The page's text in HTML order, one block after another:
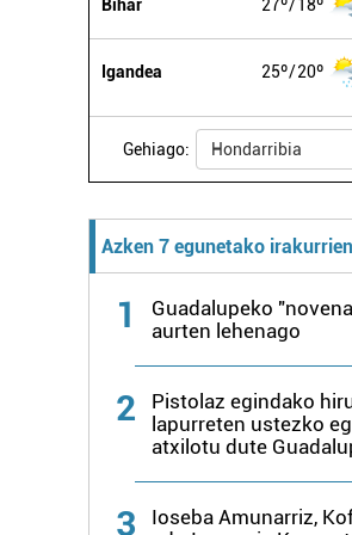
erabiltzen dituen hauta dezakezu.
Bazkide batzuek ez dizute baimenik
bazkideen zerrenda, beren ustez zein
duten interes legitimoa eta horren
dezakezun ikusteko.
Lortu zure datu pertsonalak
buruzko informazio gehiago eta ezarri
datuen atalean. Edozein unetan alda
zure baimena Cookieen adierazpenean.
Webgune honek cookie propioak eta
fitxategiak erabiltzen ditu. Zure
zerbitzuak hobetzeko asmoz, cookie
erabiltzeko baimen esplizitua ematen
Bihar 27º 18º
Igandea 25º 20º
Gehiago: Hondarribia
Azken 7 egunetako
1
Guadalupeko
aurten lehenago
2
Pistolaz egindako
lapurreten ustezko
atxilotu dute
3
Ioseba Amunarriz,